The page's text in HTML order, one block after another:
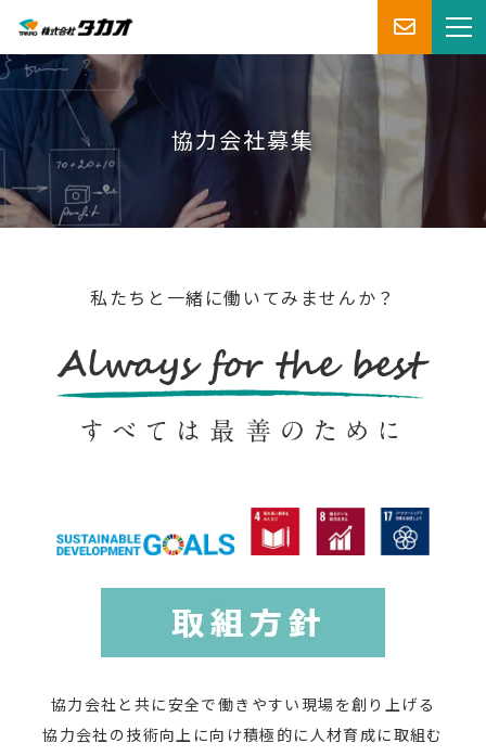
協力会社募集
私たちと一緒に働いてみませんか？
協力会社と共に安全で働きやすい現場を創り上げる
協力会社の技術向上に向け積極的に人材育成に取組む